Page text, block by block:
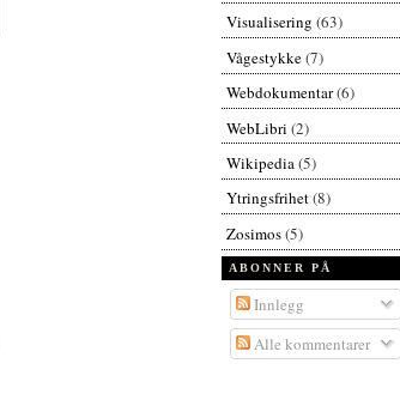
Visualisering (63)
Vågestykke(7)
Webdokumentar(6)
WebLibri (2)
Wikipedia(5)
Ytringsfrihet(8)
Zosimos(5)
ABONNER PÅ
Innlegg
Alle kommentarer